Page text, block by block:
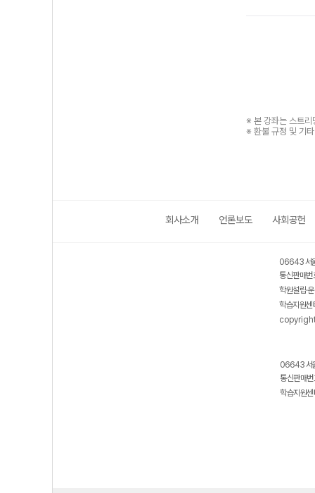
※ 본 강좌는 스트리
※ 환불 규정 및 기
회사소개 언론보도 사회공헌
06643 서
통신판매
학원설립·
학습지원
06643 서
통신판매
학습지원